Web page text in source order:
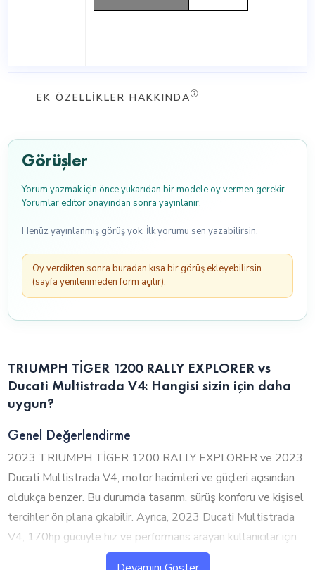
EK ÖZELLIKLER HAKKINDA
Görüşler
Yorum yazmak için önce yukarıdan bir modele oy vermen gerekir.
Yorumlar editör onayından sonra yayınlanır.
Henüz yayınlanmış görüş yok. İlk yorumu sen yazabilirsin.
Oy verdikten sonra buradan kısa bir görüş ekleyebilirsin
(sayfa yenilenmeden form açılır).
TRIUMPH TİGER 1200 RALLY EXPLORER vs
Ducati Multistrada V4: Hangisi sizin için daha
uygun?
Genel Değerlendirme
2023 TRIUMPH TİGER 1200 RALLY EXPLORER ve 2023
Ducati Multistrada V4, motor hacimleri ve güçleri açısından
oldukça benzer. Bu durumda tasarım, sürüş konforu ve kişisel
tercihler ön plana çıkabilir. Ayrıca, 2023 Ducati Multistrada
V4, 170hp gücüyle hız ve performans arayan kullanıcılar için